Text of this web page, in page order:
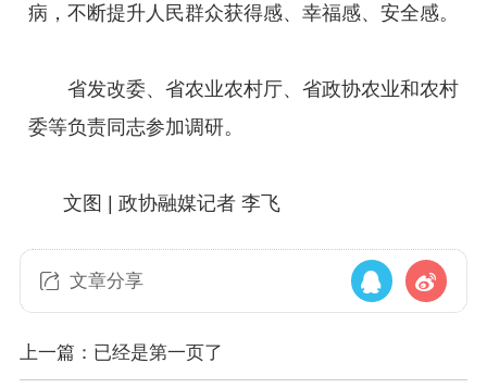
病，不断提升人民群众获得感、幸福感、安全感。
省发改委、省农业农村厅、省政协农业和农村
委等负责同志参加调研。
文图 | 政协融媒记者 李飞
文章分享
上一篇：已经是第一页了